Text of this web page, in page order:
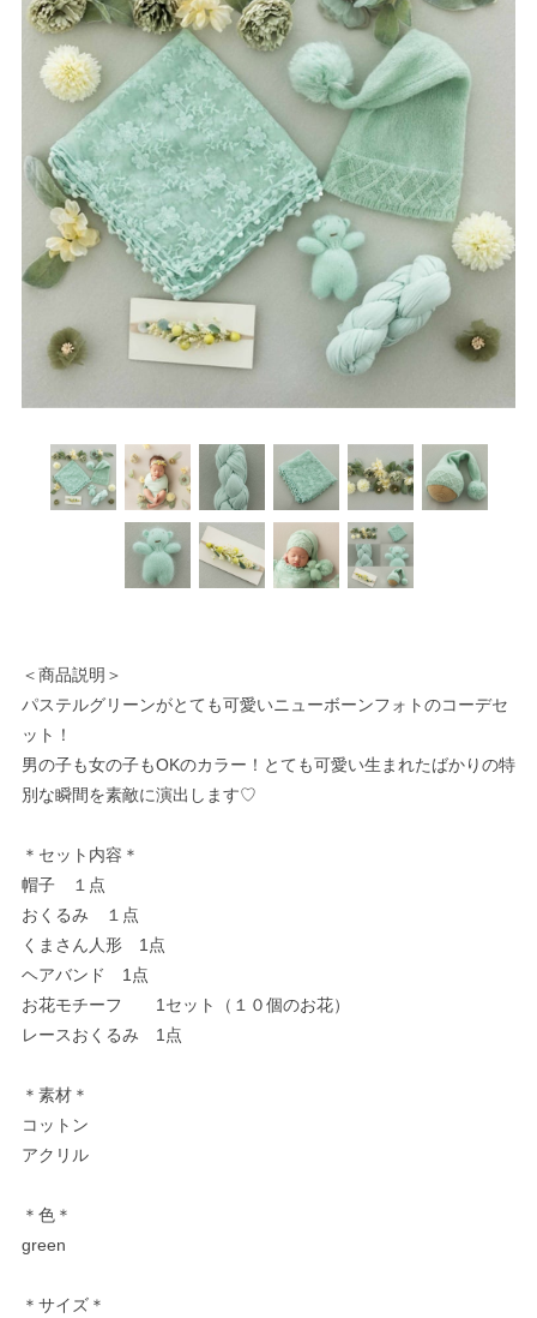
＜商品説明＞
パステルグリーンがとても可愛いニューボーンフォトのコーデセ
ット！
男の子も女の子もOKのカラー！とても可愛い生まれたばかりの特
別な瞬間を素敵に演出します♡
＊セット内容＊
帽子 １点
おくるみ １点
くまさん人形 1点
ヘアバンド 1点
お花モチーフ 1セット（１０個のお花）
レースおくるみ 1点
＊素材＊
コットン
アクリル
＊色＊
green
＊サイズ＊